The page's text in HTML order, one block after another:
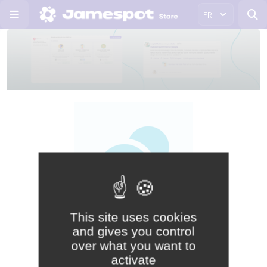
FR
89 € HT / mois
This site uses cookies
and gives you control
over what you want to
activate